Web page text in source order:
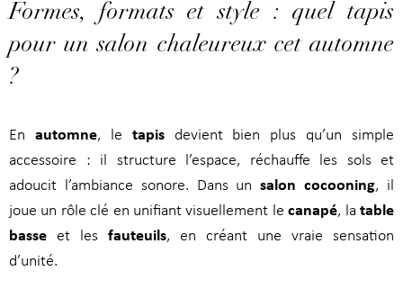
Formes, formats et style : quel tapis
pour un salon chaleureux cet automne
?
En automne, le tapis devient bien plus qu’un simple
accessoire : il structure l’espace, réchauffe les sols et
adoucit l’ambiance sonore. Dans unsalon cocooning, il
joue un rôle clé en unifiant visuellement le canapé, la table
basse et les fauteuils, en créant une vraie sensation
d’unité.